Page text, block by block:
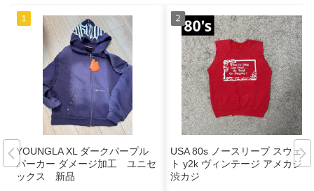
YOUNGLA XL ダークパープル
パーカー ダメージ加工 ユニセ
ックス 新品
USA 80s ノースリーブ スウェッ
ト y2k ヴィンテージ アメカジ
渋カジ